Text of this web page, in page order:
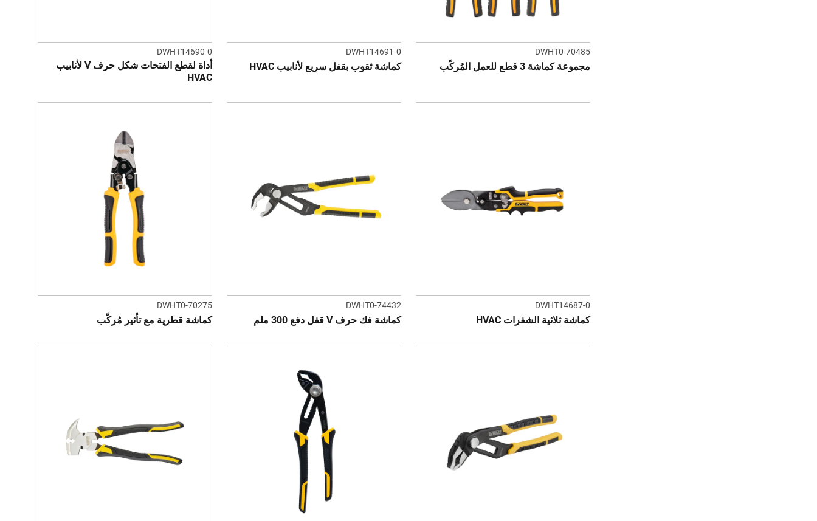
DWHT0-70485
مجموعة كماشة 3 قطع للعمل المُركّب
DWHT14691-0
كماشة ثقوب بقفل سريع لأنابيب HVAC
DWHT14690-0
أداة لقطع الفتحات شكل حرف V لأنابيب
HVAC
DWHT14687-0
كماشة ثلاثية الشفرات HVAC
DWHT0-74432
كماشة فك حرف V قفل دفع 300 ملم
DWHT0-70275
كماشة قطرية مع تأثير مُركّب